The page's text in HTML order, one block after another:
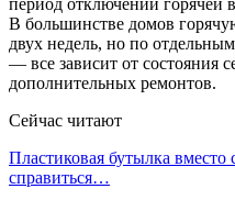
В большинстве домов
двух недель, но по
— все зависит от состояния
дополнительных ремонтов.
Сейчас читают
Пластиковая бутылка вместо
справиться…